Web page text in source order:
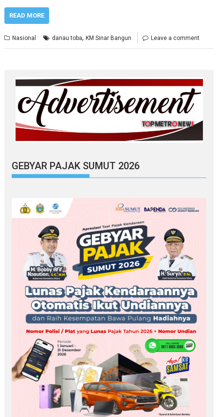
READ MORE
Nasional danau toba,KM Sinar Bangun Leave a comment
GEBYAR PAJAK SUMUT 2026